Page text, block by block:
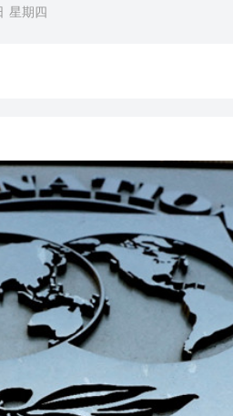
星期四
約18億元
萬億 利潤總額近936億
新玩法
黎智英求情 罪證如山豈能妄
獨立委員會工作 李家超暫停3
證文儒沉香從傳統邁向現代